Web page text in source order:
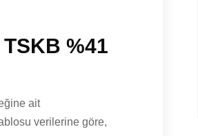
%41
ait
verilerine göre,